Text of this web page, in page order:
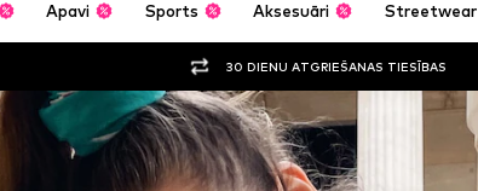
Apavi Sports Aksesuāri Streetwear
30 DIENU ATGRIEŠANAS TIESĪBAS